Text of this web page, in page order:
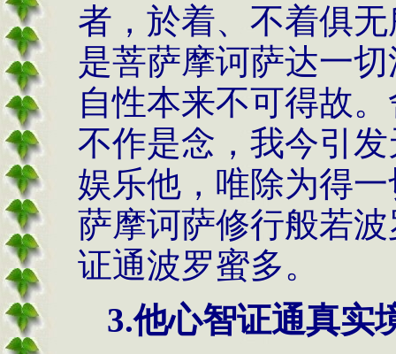
者，於着、不着俱
是菩萨摩诃萨达一
自性本来不可得故
不作是念，我今引
娱乐他，唯除为得
萨摩诃萨修行般若
证通波罗蜜多。
3.他心智证通真实